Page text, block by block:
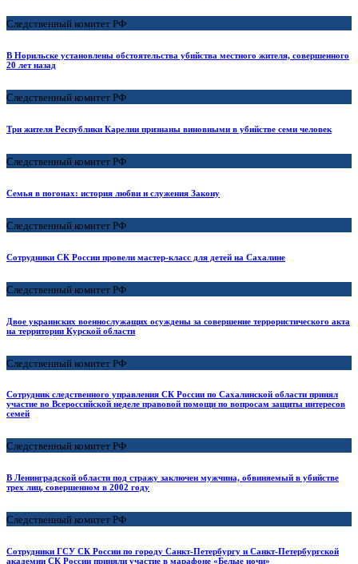
Следственный комитет РФ
В Норильске установлены обстоятельства убийства местного жителя, совершенного
20 лет назад
Следственный комитет РФ
Три жителя Республики Карелии признаны виновными в убийстве семи человек
Следственный комитет РФ
Семья в погонах: история любви и служения Закону
Следственный комитет РФ
Сотрудники СК России провели мастер-класс для детей на Сахалине
Следственный комитет РФ
Двое украинских военнослужащих осуждены за совершение террористического акта
на территории Курской области
Следственный комитет РФ
Сотрудник следственного управления СК России по Сахалинской области принял
участие во Всероссийской неделе правовой помощи по вопросам защиты интересов
семей
Следственный комитет РФ
В Ленинградской области под стражу заключен мужчина, обвиняемый в убийстве
трех лиц, совершенном в 2002 году
Следственный комитет РФ
Сотрудники ГСУ СК России по городу Санкт-Петербургу и Санкт-Петербургской
академии СК России приняли участие в марафоне «Белые ночи»